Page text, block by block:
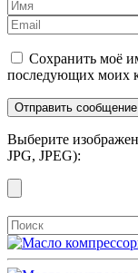
Сохранить моё
последующих моих
Выберите
JPG, JPEG):